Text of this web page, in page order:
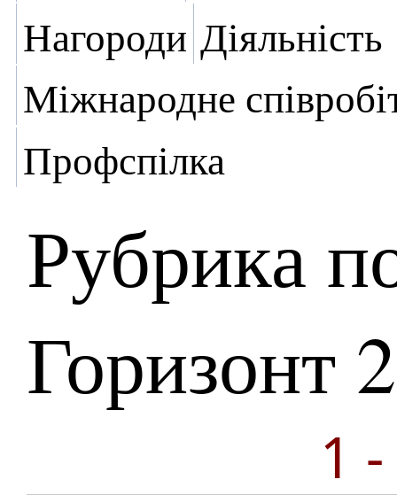
Нагороди Діяльність
Міжнародне
Профспілка
Рубрика
Горизонт
1